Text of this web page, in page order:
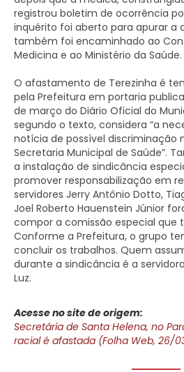
registrou boletim de ocorrência
inquérito foi aberto para apurar a
também foi encaminhado ao
Medicina e ao Ministério da Saúde.
O afastamento de Terezinha é
pela Prefeitura em portaria
de março do Diário Oficial do
segundo o texto, considera “a
notícia de possível discriminação
Secretaria Municipal de Saúde”.
a instalação de sindicância
promover responsabilização em
servidores Jerry Antônio Dotto,
Joel Roberto Hauenstein Júnior
compor a comissão especial que
Conforme a Prefeitura, o grupo
concluir os trabalhos. Quem
durante a sindicância é a
Luz.
Acesse no site de origem:
Secretária de Santa Helena, no
racial é afastada (Folha Web, 26/